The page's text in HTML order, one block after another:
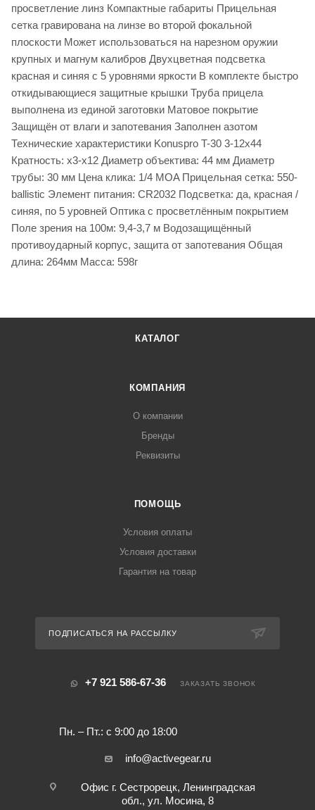
просветление линз Компактные габариты Прицельная
сетка гравирована на линзе во второй фокальной
плоскости Может использоваться на нарезном оружии
крупных и магнум калибров Двухцветная подсветка
красная и синяя с 5 уровнями яркости В комплекте быстро
откидывающиеся защитные крышки Труба прицела
выполнена из единой заготовки Матовое покрытие
Защищён от влаги и запотевания Заполнен азотом
Технические характеристики Konuspro T-30 3-12x44
Кратность: x3-x12 Диаметр объектива: 44 мм Диаметр
трубы: 30 мм Цена клика: 1/4 MOA Прицельная сетка: 550-
ballistic Элемент питания: CR2032 Подсветка: да, красная /
синяя, по 5 уровней Оптика с просветлённым покрытием
Поле зрения на 100м: 9,4-3,7 м Водозащищённый
противоударный корпус, защита от запотевания Общая
длина: 264мм Масса: 598г
КАТАЛОГ
КОМПАНИЯ
О компании
Бренды
Реквизиты
ПОМОЩЬ
Условия оплаты
Условия доставки
Гарантия на товар
ПОДПИСАТЬСЯ НА РАССЫЛКУ
+7 921 586-67-36
Пн. – Пт.: с 9:00 до 18:00
ЗАКАЗАТЬ ЗВОНОК
info@activegear.ru
Офис г. Сестрорецк, Ленинградская
обл., ул. Мосина, 8